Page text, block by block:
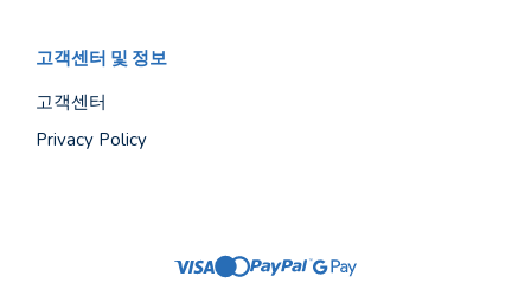
고객센터 및 정보
고객센터
Privacy Policy